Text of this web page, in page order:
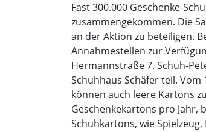
Fast 300.000 Geschenke-
zusammengekommen. Die
an der Aktion zu beteiligen.
Annahmestellen zur
Hermannstraße 7. Schuh-
Schuhhaus Schäfer teil.
können auch leere Kartons
Geschenkekartons pro Jahr,
Schuhkartons, wie